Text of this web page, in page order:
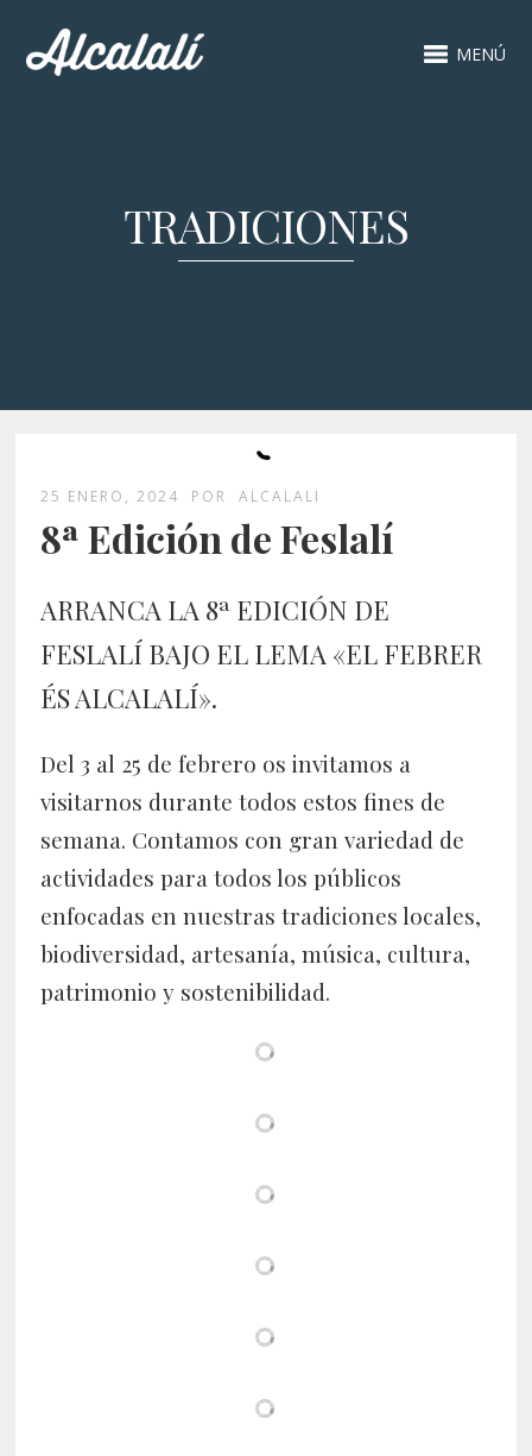
MENÚ
TRADICIONES
25 ENERO, 2024 POR ALCALALI
8ª Edición de Feslalí
ARRANCA LA 8ª EDICIÓN DE
FESLALÍ BAJO EL LEMA «EL FEBRER
ÉS ALCALALÍ».
Del 3 al 25 de febrero os invitamos a
visitarnos durante todos estos fines de
semana. Contamos con gran variedad de
actividades para todos los públicos
enfocadas en nuestras tradiciones locales,
biodiversidad, artesanía, música, cultura,
patrimonio y sostenibilidad.